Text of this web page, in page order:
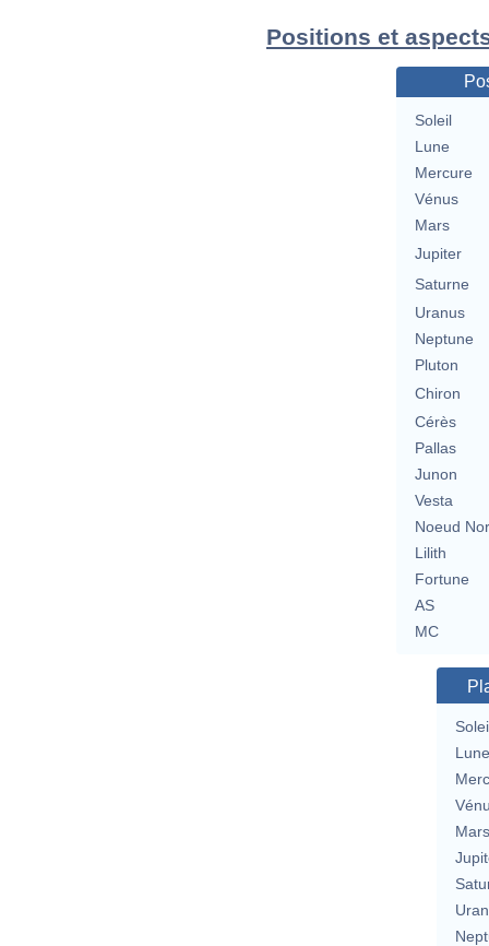
Positions et
Soleil
Lune
Mercure
Vénus
Mars
Jupiter
Saturne
Uranus
Neptune
Pluton
Chiron
Cérès
Pallas
Junon
Vesta
Noeud
Lilith
Fortune
AS
MC
Lune
Mars